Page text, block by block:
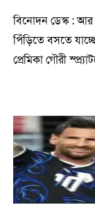
বিনোদন ডেস্ক : আর
পিঁড়িতে বসতে
প্রেমিকা গৌরী